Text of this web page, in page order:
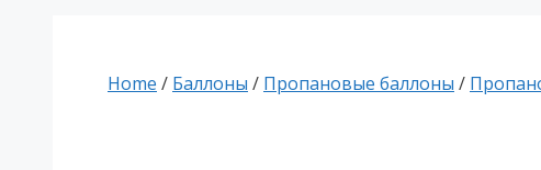
Home / Баллоны / Пропановые баллоны /